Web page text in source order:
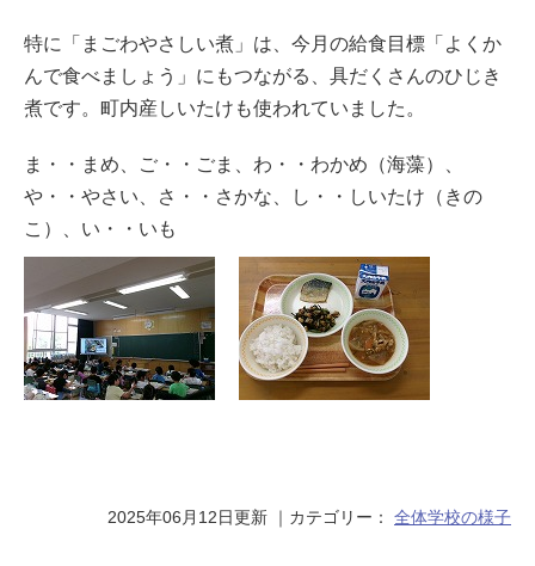
特に「まごわやさしい煮」は、今月の給食目標「よくか
んで食べましょう」にもつながる、具だくさんのひじき
煮です。町内産しいたけも使われていました。
ま・・まめ、ご・・ごま、わ・・わかめ（海藻）、
や・・やさい、さ・・さかな、し・・しいたけ（きの
こ）、い・・いも
2025年06月12日更新 ｜カテゴリー： 全体学校の様子